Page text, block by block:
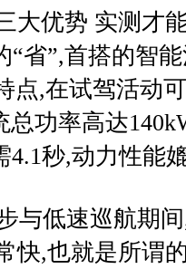
大优势 实测才
“省”,首搭的智
点,在试驾活动
功率高达
4.1秒,动力性能
与低速巡航期
快,也就是所谓